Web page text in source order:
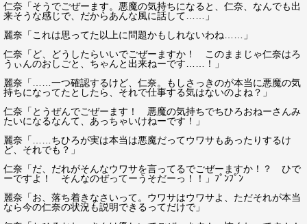
仁奈「そうでごぜーます。悪魔の気持ちになると、仁奈、なんでも出
来そうな感じで、だからあんな風に話して……」
麗奈「これは思ってた以上に問題かもしれないわね……」
仁奈「ど、どうしたらいいでごぜーますか！ このままじゃ仁奈はろ
うぃんのおしごと、ちゃんと出来ねーです……！」
麗奈「……一つ確認するけど、仁奈。もしさっきのが本当に悪魔の気
持ちになってたとしたら、それで仕事する気はないのよね？」
仁奈「とうぜんでごぜーます！ 悪魔の気持ちでちひろおねーさんみ
たいになるなんて、あっちゃいけねーです！」
麗奈「……ちひろが実は本当は悪魔だってウワサもあったりするけ
ど、それでも？」
仁奈「だ、だれがそんなウワサを言ってるでごぜーますか！？ ひで
ーですよ！ そんなのぜってーうそだーっ！！」ﾌﾟﾝﾌﾟﾝ
麗奈「お、落ち着きなさいって。ウワサはウワサよ、ただそれが本当
なら今の仁奈の状況も説明できるってだけで」